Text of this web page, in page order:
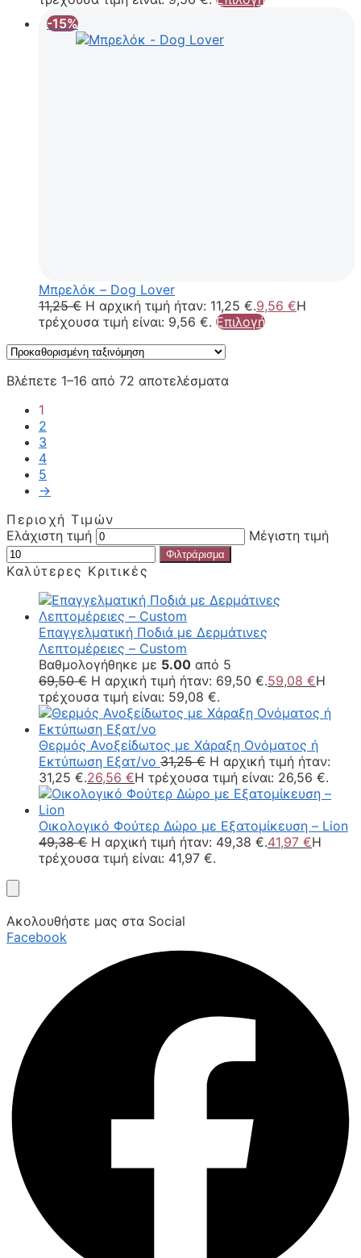
-15%
Μπρελόκ – Dog Lover
11,25€ Η αρχική τιμή ήταν: 11,25 €.9,56 €Η
τρέχουσα τιμή είναι: 9,56 €. Επιλογή
Βλέπετε 1–16 από 72 αποτελέσματα
1
2
3
4
5
→
Περιοχή Τιμών
Ελάχιστη τιμή
Μέγιστη τιμή
Φιλτράρισμα
Καλύτερες Κριτικές
Επαγγελματική Ποδιά με Δερμάτινες
Λεπτομέρειες – Custom
Βαθμολογήθηκε με 5.00 από 5
69,50€ Η αρχική τιμή ήταν: 69,50 €.59,08 €Η
τρέχουσα τιμή είναι: 59,08 €.
Θερμός Ανοξείδωτος με Xάραξη Oνόματος ή
Εκτύπωση Εξατ/νο 31,25€ Η αρχική τιμή ήταν:
31,25 €.26,56 €Η τρέχουσα τιμή είναι: 26,56 €.
Οικολογικό Φούτερ Δώρο με Εξατομίκευση – Lion
49,38€ Η αρχική τιμή ήταν: 49,38 €.41,97 €Η
τρέχουσα τιμή είναι: 41,97 €.
Ακολουθήστε μας στα Social
Facebook